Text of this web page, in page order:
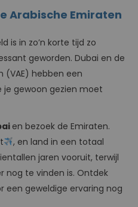
Arabische Emiraten
is in zo’n korte tijd zo
geworden. Dubai en de
(VAE) hebben een
gewoon gezien moet
en bezoek de Emiraten.
, en land in een totaal
jaren vooruit, terwijl
nog te vinden is. Ontdek
een geweldige ervaring nog